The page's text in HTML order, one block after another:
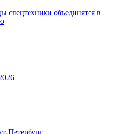
спецтехники объединятся в
Петербург